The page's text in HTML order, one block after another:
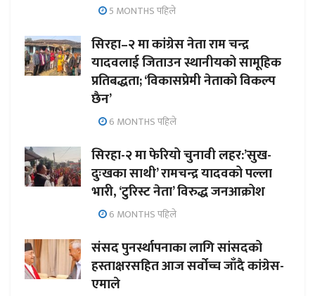
5 MONTHS पहिले
सिरहा–२ मा कांग्रेस नेता राम चन्द्र
यादवलाई जिताउन स्थानीयको सामूहिक
प्रतिबद्धता; ‘विकासप्रेमी नेताको विकल्प
छैन’
6 MONTHS पहिले
सिरहा-२ मा फेरियो चुनावी लहर:’सुख-
दुःखका साथी’ रामचन्द्र यादवको पल्ला
भारी, ‘टुरिस्ट नेता’ विरुद्ध जनआक्रोश
6 MONTHS पहिले
संसद पुनर्स्थापनाका लागि सांसदको
हस्ताक्षरसहित आज सर्वोच्च जाँदै कांग्रेस-
एमाले